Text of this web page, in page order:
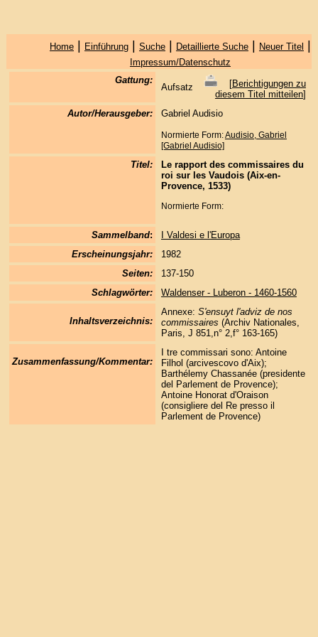
Home| Einführung| Suche| Detaillierte Suche| Neuer Titel |
Impressum/Datenschutz
Gattung:
Aufsatz [Berichtigungen zu
diesem Titel mitteilen]
Autor/Herausgeber:
Gabriel Audisio
Normierte Form:Audisio, Gabriel
[Gabriel Audisio]
Titel:
Le rapport des commissaires du
roi sur les Vaudois (Aix-en-
Provence, 1533)
Normierte Form:
Sammelband:
I Valdesi e l'Europa
Erscheinungsjahr:
1982
Seiten:
137-150
Schlagwörter:
Waldenser - Luberon - 1460-1560
Inhaltsverzeichnis:
Annexe: S'ensuyt l'adviz de nos
commissaires (Archiv Nationales,
Paris, J 851,n° 2,f° 163-165)
Zusammenfassung/Kommentar:
I tre commissari sono: Antoine
Filhol (arcivescovo d'Aix);
Barthélemy Chassanée (presidente
del Parlement de Provence);
Antoine Honorat d'Oraison
(consigliere del Re presso il
Parlement de Provence)